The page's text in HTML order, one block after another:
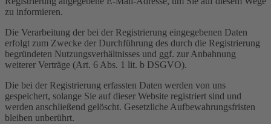
zu informieren.
Die Verarbeitung der bei der Registrierung eingegebenen Daten
erfolgt zum Zwecke der Durchführung des durch die Registrierung
begründeten Nutzungsverhältnisses und ggf. zur Anbahnung
weiterer Verträge (Art. 6 Abs. 1 lit. b DSGVO).
Die bei der Registrierung erfassten Daten werden von uns
gespeichert, solange Sie auf dieser Website registriert sind und
werden anschließend gelöscht. Gesetzliche Aufbewahrungsfristen
bleiben unberührt.